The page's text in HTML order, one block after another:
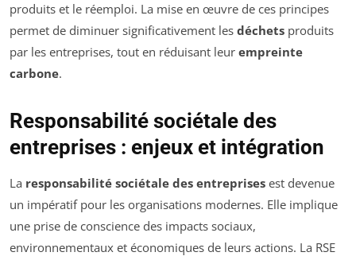
produits et le réemploi. La mise en œuvre de ces principes
permet de diminuer significativement les déchets produits
par les entreprises, tout en réduisant leur empreinte
carbone.
Responsabilité sociétale des
entreprises : enjeux et intégration
La responsabilité sociétale des entreprises est devenue
un impératif pour les organisations modernes. Elle implique
une prise de conscience des impacts sociaux,
environnementaux et économiques de leurs actions. La RSE